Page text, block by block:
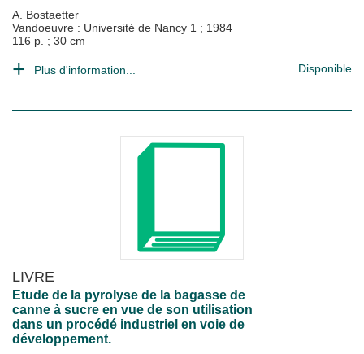
A. Bostaetter
Vandoeuvre : Université de Nancy 1 ; 1984
116 p. ; 30 cm
Plus d'information... Disponible
LIVRE
Etude de la pyrolyse de la bagasse de
canne à sucre en vue de son utilisation
dans un procédé industriel en voie de
développement.